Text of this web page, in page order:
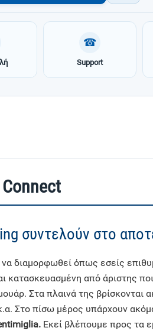
☎
Support
συντελούν στο
να διαμορφωθεί όπως εσείς
κατασκευασμένη από άριστης
Στα πλαινά της βρίσκονται
Στο πίσω μέρος υπάρχουν
Εκεί βλέπουμε προς τα